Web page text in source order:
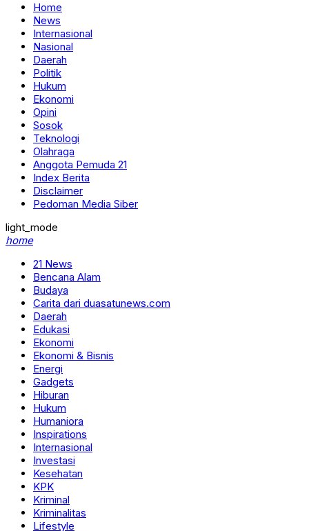
Home
News
Internasional
Nasional
Daerah
Politik
Hukum
Ekonomi
Opini
Sosok
Teknologi
Olahraga
Anggota Pemuda 21
Index Berita
Disclaimer
Pedoman Media Siber
light_mode
home
21 News
Bencana Alam
Budaya
Carita dari duasatunews.com
Daerah
Edukasi
Ekonomi
Ekonomi & Bisnis
Energi
Gadgets
Hiburan
Hukum
Humaniora
Inspirations
Internasional
Investasi
Kesehatan
KPK
Kriminal
Kriminalitas
Lifestyle